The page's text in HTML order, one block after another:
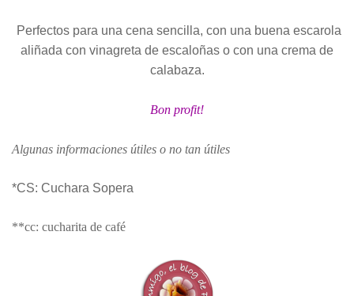
Perfectos para una cena sencilla, con una buena escarola
aliñada con vinagreta de escaloñas o con una crema de
calabaza.
Bon profit!
Algunas informaciones útiles o no tan útiles
*CS: Cuchara Sopera
**cc: cucharita de café